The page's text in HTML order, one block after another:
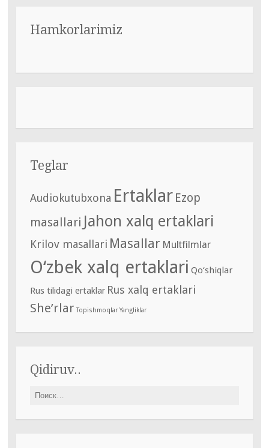
Hamkorlarimiz
Teglar
Audiokutubxona Ertaklar Ezop
masallari Jahon xalq ertaklari
Krilov masallari Masallar Multfilmlar
O‘zbek xalq ertaklari Qo‘shiqlar
Rus tilidagi ertaklar Rus xalq ertaklari
She’rlar Topishmoqlar Yangliklar
Qidiruv..
Найти: